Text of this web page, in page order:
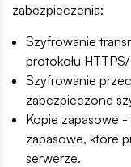
zabezpieczenia:
Szyfrowanie
protokołu
Szyfrowanie
zabezpieczone
Kopie zapasowe
zapasowe, które
serwerze.